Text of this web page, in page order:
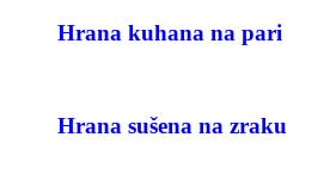
Hrana kuhana na pari
Hrana sušena na zraku